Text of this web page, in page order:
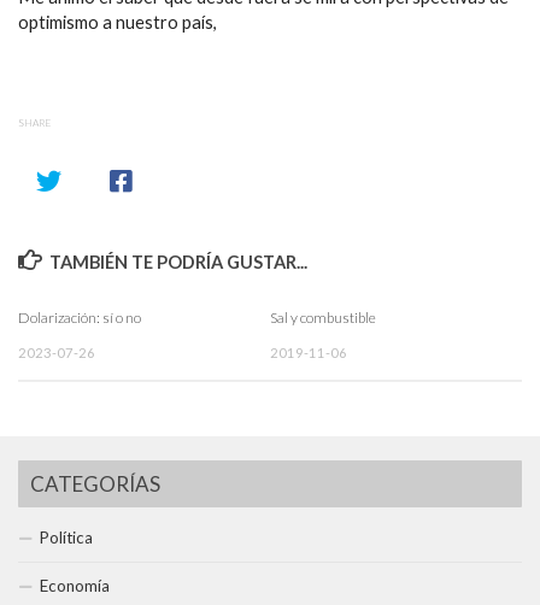
optimismo a nuestro país,
SHARE
TAMBIÉN TE PODRÍA GUSTAR...
Dolarización: sí o no
2023-07-26
Sal y combustible
2019-11-06
CATEGORÍAS
Política
Economía